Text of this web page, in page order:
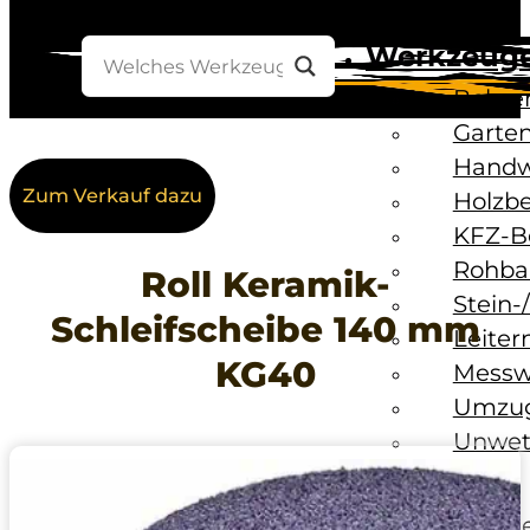
KFZ-
Baustelle
Zum Verkauf dazu
Roll Keramik-
Schleifscheibe 140 mm
KG40